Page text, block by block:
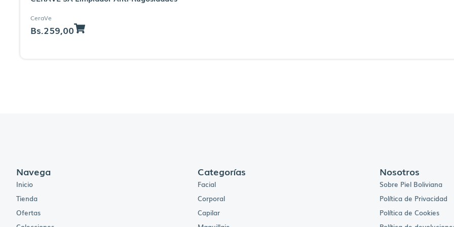
CeraVe
Bs.259,00
Navega
Inicio
Tienda
Ofertas
Categorías
Facial
Corporal
Capilar
Nosotros
Sobre Piel Boliviana
Política de Privacidad
Política de Cookies